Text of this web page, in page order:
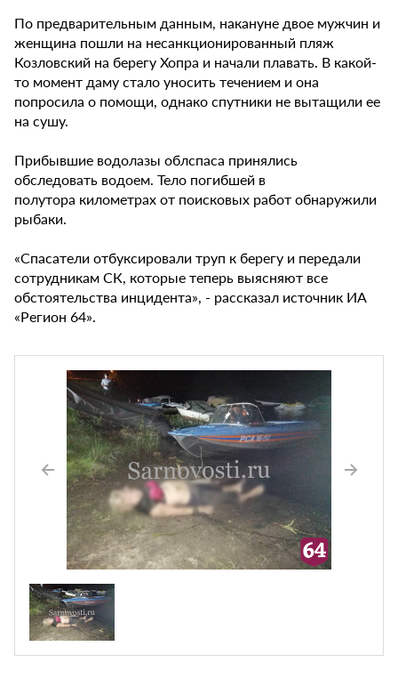
По предварительным данным, накануне двое мужчин и
женщина пошли на несанкционированный пляж
Козловский на берегу Хопра и начали плавать. В какой-
то момент даму стало уносить течением и она
попросила о помощи, однако спутники не вытащили ее
на сушу.
Прибывшие водолазы облспаса принялись
обследовать водоем. Тело погибшей в
полутора километрах от поисковых работ обнаружили
рыбаки.
«Спасатели отбуксировали труп к берегу и передали
сотрудникам СК, которые теперь выясняют все
обстоятельства инцидента», - рассказал источник ИА
«Регион 64».